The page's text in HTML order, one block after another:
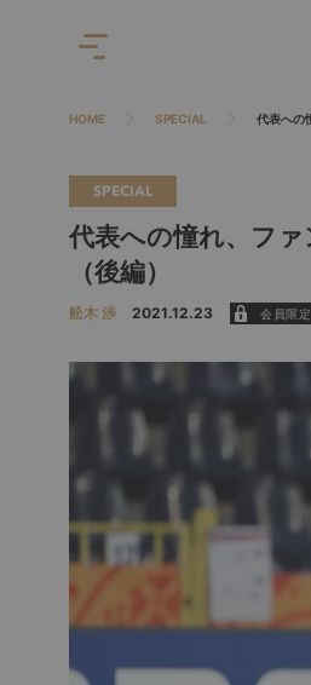
HOME SPECIAL 代表への
SPECIAL
代表への憧れ、フ
（後編）
舩木 渉 2021.12.23